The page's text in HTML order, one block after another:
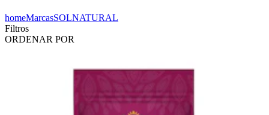
homeMarcasSOLNATURAL
Filtros
ORDENAR POR